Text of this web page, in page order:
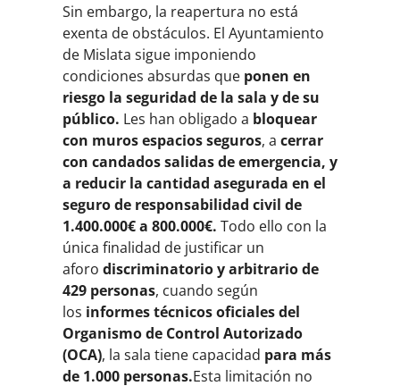
Sin embargo, la reapertura no está
exenta de obstáculos. El Ayuntamiento
de Mislata sigue imponiendo
condiciones absurdas que ponen en
riesgo la seguridad de la sala yde su
público. Les han obligado a bloquear
con muros espacios seguros, a cerrar
con candados salidas de emergencia, y
a reducir la cantidad asegurada en el
seguro de responsabilidad civil de
1.400.000€ a 800.000€. Todo ello con la
única finalidad de justificar un
aforo discriminatorio y arbitrario de
429 personas, cuando según
los informes técnicos oficiales del
Organismo de Control Autorizado
(OCA), la sala tiene capacidad para más
de 1.000 personas.Esta limitación no